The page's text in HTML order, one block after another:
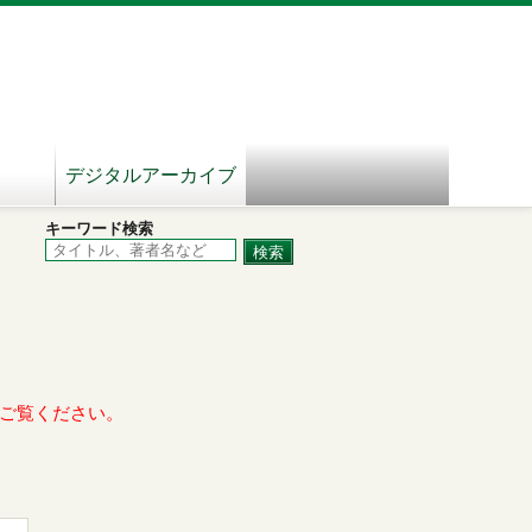
デジタルアーカイブ
キーワード検索
覧ください。